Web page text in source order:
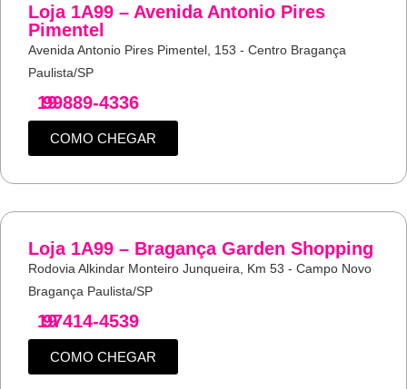
Loja 1A99 – Avenida Antonio Pires
Pimentel
Avenida Antonio Pires Pimentel, 153 - Centro Bragança
Paulista/SP
19
99889-4336
COMO CHEGAR
Loja 1A99 – Bragança Garden Shopping
Rodovia Alkindar Monteiro Junqueira, Km 53 - Campo Novo
Bragança Paulista/SP
19
97414-4539
COMO CHEGAR